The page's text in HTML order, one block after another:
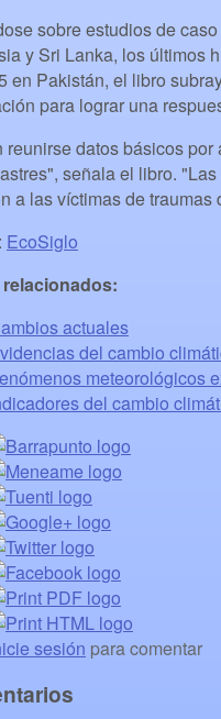
sobre estudios de
y Sri Lanka, los últimos
en Pakistán, el libro
para lograr una
reunirse datos básicos
señala el libro.
a las víctimas de
EcoSiglo
relacionados:
actuales
del cambio
meteorológicos
del cambio
sesión para comentar